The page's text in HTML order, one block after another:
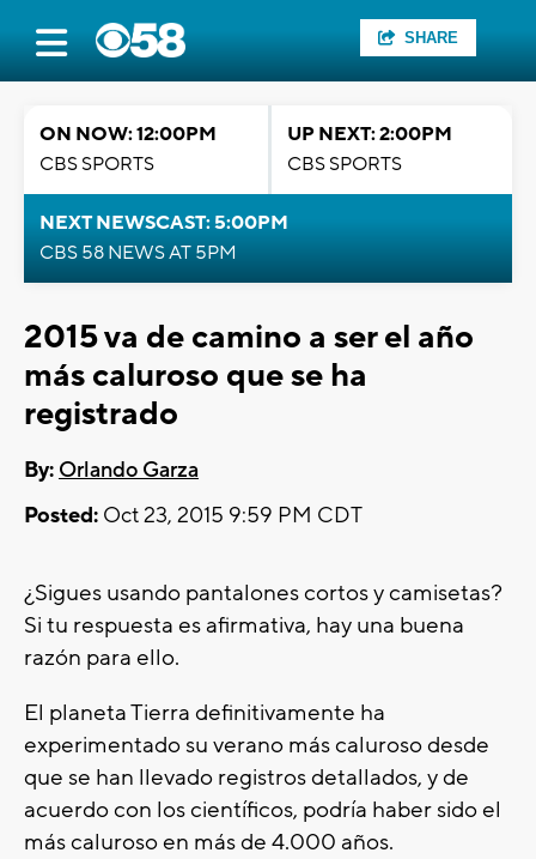
SHARE
ON NOW: 12:00PM
CBS SPORTS
UP NEXT: 2:00PM
CBS SPORTS
NEXT NEWSCAST: 5:00PM
CBS 58 NEWS AT 5PM
2015 va de camino a ser el año
más caluroso que se ha
registrado
By: Orlando Garza
Posted: Oct 23, 2015 9:59 PM CDT
¿Sigues usando pantalones cortos y camisetas?
Si tu respuesta es afirmativa, hay una buena
razón para ello.
El planeta Tierra definitivamente ha
experimentado su verano más caluroso desde
que se han llevado registros detallados, y de
acuerdo con los científicos, podría haber sido el
más caluroso en más de 4.000 años.